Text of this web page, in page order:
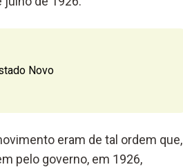
Novo
eram de tal ordem que,
pelo governo, em 1926,